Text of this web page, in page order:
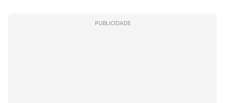
PUBLICIDADE